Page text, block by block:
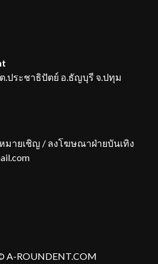
.ประชาธิปัตย์ อ.ธัญบุรี จ.ปทุม
มายเชิญ / ลงโฆษณาฝ่ายบันเทิง
A-ROUNDENT.COM